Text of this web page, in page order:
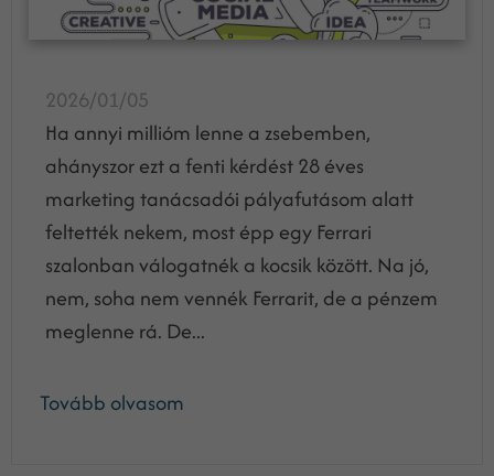
2026/01/05
Ha annyi millióm lenne a zsebemben,
ahányszor ezt a fenti kérdést 28 éves
marketing tanácsadói pályafutásom alatt
feltették nekem, most épp egy Ferrari
szalonban válogatnék a kocsik között. Na jó,
nem, soha nem vennék Ferrarit, de a pénzem
meglenne rá. De...
Tovább olvasom